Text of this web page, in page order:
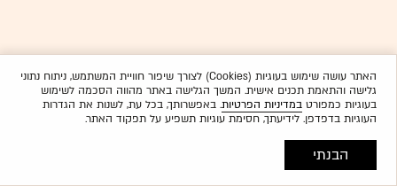
האתר עושה שימוש בעוגיות (Cookies) לצורך שיפור חוויית המשתמש, ניתוח נתוני
גלישה והתאמת תכנים אישית. המשך הגלישה באתר מהווה הסכמה לשימוש
בעוגיות כמפורטבמדיניות הפרטיות. באפשרותך, בכל עת, לשנות את הגדרות
העוגיות בדפדפן. לידיעתך, חסימת עוגיות תשפיע על תפקוד האתר.
הבנתי